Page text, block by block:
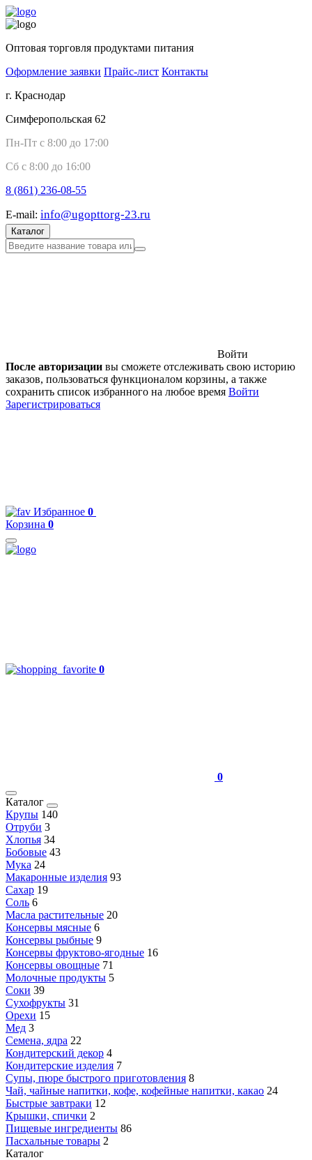
Оптовая торговля продуктами питания
Оформление заявки Прайс-лист Контакты
г. Краснодар
Симферопольская 62
Пн-Пт с 8:00 до 17:00
Сб с 8:00 до 16:00
8 (861) 236-08-55
E-mail: info@ugopttorg-23.ru
Каталог
Войти
После авторизации вы сможете отслеживать свою историю
заказов, пользоваться функционалом корзины, а также
сохранить список избранного на любое время Войти
Зарегистрироваться
Избранное 0
Корзина 0
0
0
Каталог
Крупы 140
Отруби 3
Хлопья 34
Бобовые 43
Мука 24
Макаронные изделия 93
Сахар 19
Соль 6
Масла растительные 20
Консервы мясные 6
Консервы рыбные 9
Консервы фруктово-ягодные 16
Консервы овощные 71
Молочные продукты 5
Соки 39
Сухофрукты 31
Орехи 15
Мед 3
Семена, ядра 22
Кондитерский декор 4
Кондитерские изделия 7
Супы, пюре быстрого приготовления 8
Чай, чайные напитки, кофе, кофейные напитки, какао 24
Быстрые завтраки 12
Крышки, спички 2
Пищевые ингредиенты 86
Пасхальные товары 2
Каталог